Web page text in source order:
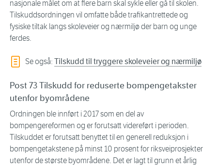
nasjonale målet om at flere barn skal sykle eller gå til skolen.
Tilskuddsordningen vil omfatte både trafikantrettede og
fysiske tiltak langs skoleveier og nærmiljø der barn og unge
ferdes.
Se også: Tilskudd til tryggere skoleveier og nærmiljø
Post 73 Tilskudd for reduserte bompengetakster
utenfor byområdene
Ordningen ble innført i 2017 som en del av
bompengereformen og er forutsatt videreført i perioden.
Tilskuddet er forutsatt benyttet til en generell reduksjon i
bompengetakstene på minst 10 prosent for riksveiprosjekter
utenfor de største byområdene. Det er lagt til grunn et årlig